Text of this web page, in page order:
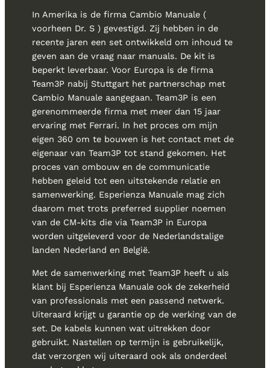
In Amerika is de firma Cambio Manuale (
voorheen Dr. S ) gevestigd. Zij hebben in de
recente jaren een set ontwikkeld om inhoud te
geven aan de vraag naar manuals. De kit is
beperkt leverbaar. Voor Europa is de firma
Team3P nabij Stuttgart het partnerschap met
Cambio Manuale aangegaan. Team3P is een
gerenommeerde firma met meer dan 15 jaar
ervaring met Ferrari. In het proces om mijn
eigen 360 om te bouwen is het contact met de
eigenaar van Team3P tot stand gekomen. Het
proces van ombouw en de communicatie
hebben geleid tot een uitstekende relatie en
samenwerking. Esperienza Manuale mag zich
daarom met trots preferred supplier noemen
van de CM-kits die via Team3P in Europa
worden uitgeleverd voor de Nederlandstalige
landen Nederland en België.
Met de samenwerking met Team3P heeft u als
klant bij Esperienza Manuale ook de zekerheid
van professionals met een passend netwerk.
Uiteraard krijgt u garantie op de werking van de
set. De kabels kunnen wat uitrekken door
gebruikt. Nastellen op termijn is gebruikelijk,
dat verzorgen wij uiteraard ook als onderdeel